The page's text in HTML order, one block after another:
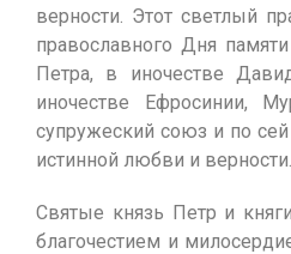
верности. Этот светлый
православного Дня
Петра, в иночестве
иночестве Ефросинии,
супружеский союз и по
истинной любви и верности.
Святые князь Петр и
благочестием и